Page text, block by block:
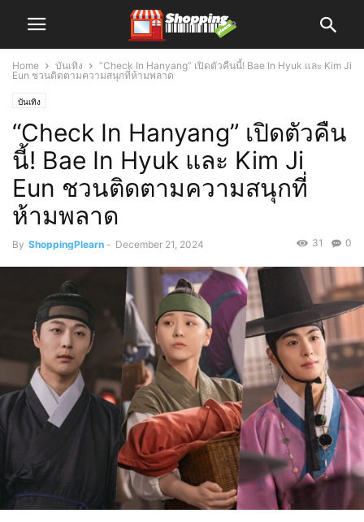
Home บันเทิง
“Check In Hanyang” เปิดตัวคืนนี้! Bae In Hyuk และ Kim Ji
Eun ชวนติดตามความสนุกที่ห้ามพลาด
บันเทิง
“Check In Hanyang” เปิดตัวคืน
นี้! Bae In Hyuk และ Kim Ji
Eun ชวนติดตามความสนุกที่
ห้ามพลาด
By ShoppingPlearn - December 21, 2024 0
31